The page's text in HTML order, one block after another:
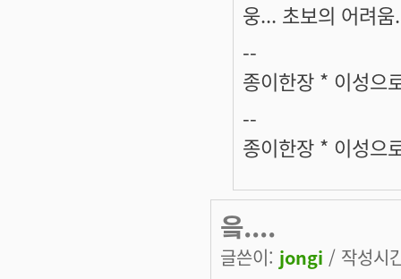
웅... 초보의 어려
--
종이한장 * 이성으
--
종이한장 * 이성으
읔....
글쓴이: jongi / 작성시